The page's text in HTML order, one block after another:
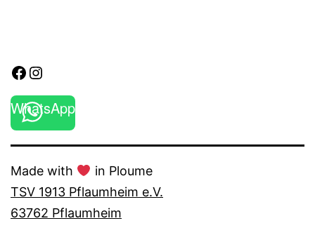
Facebook
Instagram
WhatsApp
Made with
in Ploume
TSV 1913 Pflaumheim e.V.
63762 Pflaumheim